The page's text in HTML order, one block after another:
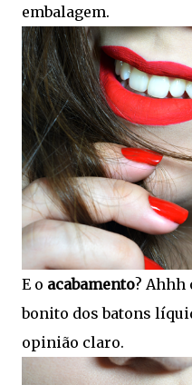
embalagem.
E o acabamento? Ahhh
bonito dos batons
opinião claro.